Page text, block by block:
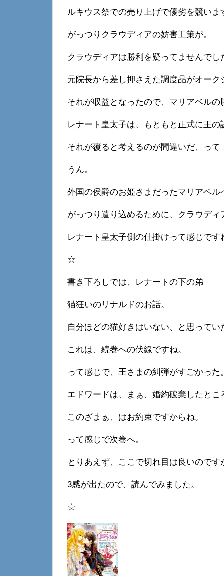
ルキウス祭での売り上げで優劣を競いま
がっつりクラウディアの妨害工策が。
クラウディアは勝利を疑ってませんでし
元院長から差し押さえた調度品がオー
それが収益となったので、マリアベルの
レナート皇太子は、もともと正式に王
それが覆ると考えるのが間違いだ、って
うん。
外国の侯爵のお姫さまだったマリアベル
がっつり遣り込めるために、クラウディ
レナート皇太子側の仕掛けって感じです
☆
書き下ろしでは、レナートの下の弟
猫狂いのリナルドのお話。
自分ほどの猫好きはいない、と思ってい
これは、続巻への伏線ですね。
って感じで、王さまの糾弾がすごかった
エドワードは、まぁ、婚約破棄したとこ
このざまぁ、はお約束ですからね。
って感じで次巻へ。
とりあえず、ここで切れ目は良いのです
3感が出たので、読んでみました。
☆